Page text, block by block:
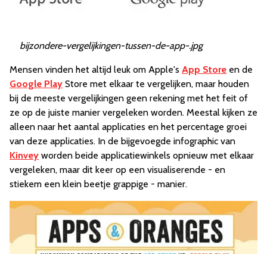
bijzondere-vergelijkingen-tussen-de-app-.jpg
Mensen vinden het altijd leuk om Apple's App Store en de
Google Play Store met elkaar te vergelijken, maar houden
bij de meeste vergelijkingen geen rekening met het feit of
ze op de juiste manier vergeleken worden. Meestal kijken ze
alleen naar het aantal applicaties en het percentage groei
van deze applicaties. In de bijgevoegde infographic van
Kinvey worden beide applicatiewinkels opnieuw met elkaar
vergeleken, maar dit keer op een visualiserende - en
stiekem een klein beetje grappige - manier.